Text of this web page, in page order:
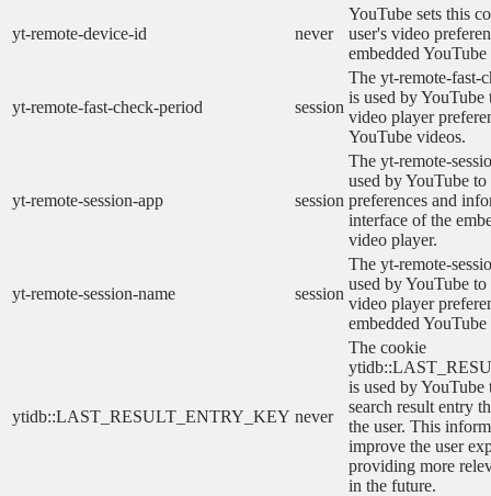
yt-remote-device-id never
YouTube sets this
user's video
embedded
yt-remote-fast-check-period session
The yt-remote-fast-
is used by YouTube
video player
YouTube videos.
yt-remote-session-app session
The yt-remote-
used by YouTube to
preferences and
interface of the
video player.
yt-remote-session-name session
The yt-remote-
used by YouTube to
video player
embedded
ytidb::LAST_RESULT_ENTRY_KEY never
The cookie
is used by YouTube
search result entry
the user. This
improve the user
providing more
in the future.